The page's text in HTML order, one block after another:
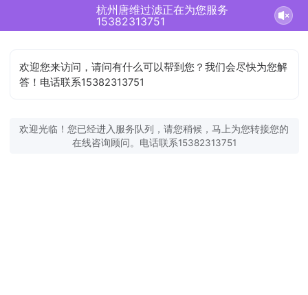
杭州唐维过滤正在为您服务
15382313751
欢迎您来访问，请问有什么可以帮到您？我们会尽快为您解
答！电话联系15382313751
欢迎光临！您已经进入服务队列，请您稍候，马上为您转接您的
在线咨询顾问。电话联系15382313751